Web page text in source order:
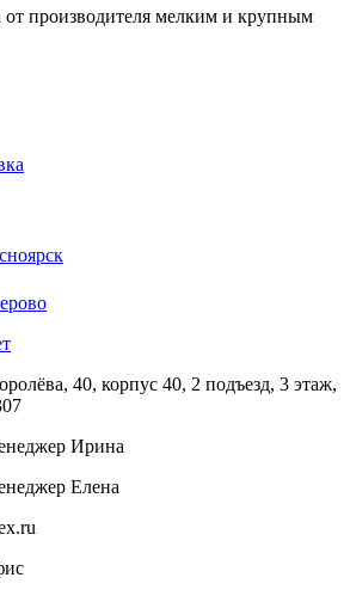
от производителя мелким и крупным
40, корпус 40, 2 подъезд, 3 этаж,
Ирина
Елена